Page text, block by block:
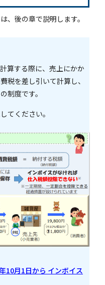
、後の章で説明します。
算する際に、売上にかか
税を差し引いて計算し、
制度です。
てください。
10月1日から インボイス